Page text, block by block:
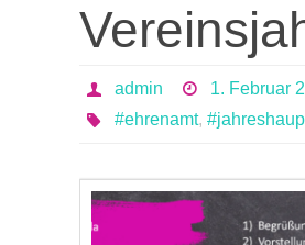
admin 1. Februar
#ehrenamt,